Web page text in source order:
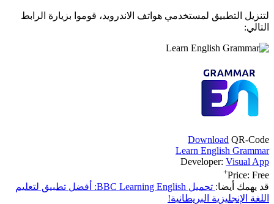
لتنزيل التطبيق لمستخدمي هواتف الاندرويد، قوموا بزيارة الرابط
التالي:
Download QR-Code
Learn English Grammar
Developer: Visual App
Price: Free
+
قد يهمك أيضا:
تحميل BBC Learning English: أفضل تطبيق لتعليم
اللغة الإنجليزية البريطانية!